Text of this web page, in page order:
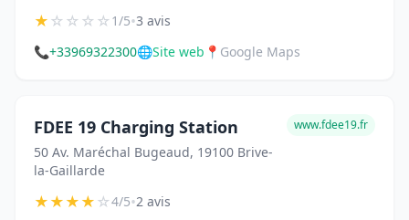
★☆☆☆☆1/5•3 avis
📞+33969322300🌐Site web 📍 Google Maps
FDEE 19 Charging Station
50 Av. Maréchal Bugeaud, 19100 Brive-
la-Gaillarde
www.fdee19.fr
★★★★☆4/5•2 avis